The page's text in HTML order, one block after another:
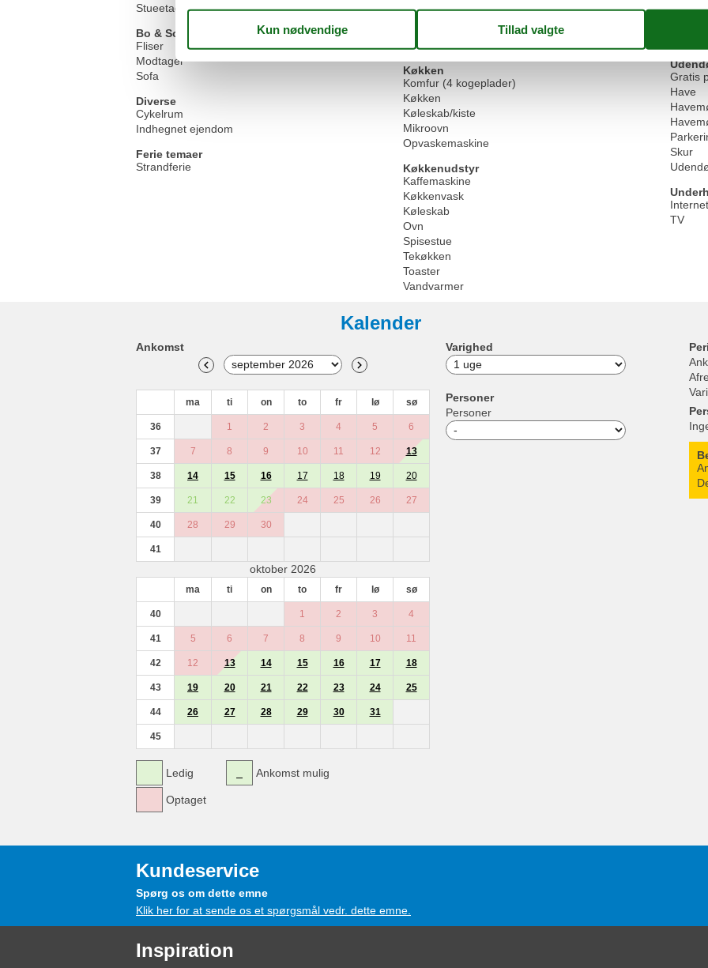
Stueetage
Bo & Sove
Fliser
Modtager
Sofa
Diverse
Cykelrum
Indhegnet ejendom
Ferie temaer
Strandferie
Køkkener
Størrelse
84 m²
Køkken
Komfur (4 kogeplader)
Køkken
Køleskab/kiste
Mikroovn
Opvaskemaskine
Køkkenudstyr
Kaffemaskine
Køkkenvask
Køleskab
Ovn
Spisestue
Tekøkken
Toaster
Vandvarmer
Gratis
Have
Skur
Internet
TV
Kalender
Ankomst
ma ti on to fr lø sø
36 1 2 3 4 5 6
37 7 8 9 10 11 12 13
38 14 15 16 17 18 19 20
39 21 22 23 24 25 26 27
40 28 29 30
41
oktober 2026
ma ti on to fr lø sø
40 1 2 3 4
41 5 6 7 8 9 10 11
42 12 13 14 15 16 17 18
43 19 20 21 22 23 24 25
44 26 27 28 29 30 31
45
Ledig
Optaget
Ankomst mulig
Varighed
Personer
Personer
Kundeservice
Spørg os om dette emne
Klik her for at sende os et spørgsmål vedr. dette emne.
Inspiration